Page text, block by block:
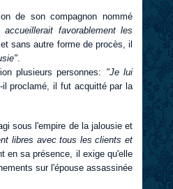
de son compagnon nommé
accueillerait favorablement les
sans autre forme de procès, il
.
plusieurs personnes: "Je lui
il proclamé, il fut acquitté par la
sous l'empire de la jalousie et
libres avec tous les clients et
en sa présence, il exige qu'elle
sur l'épouse assassinée